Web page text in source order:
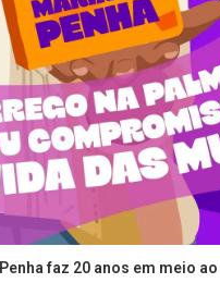
faz 20 anos em meio